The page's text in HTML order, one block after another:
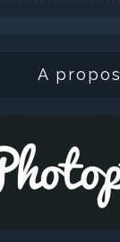
A propos